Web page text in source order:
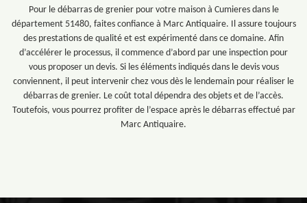
Pour le débarras de grenier pour votre maison à Cumieres dans le
département 51480, faites confiance à Marc Antiquaire. Il assure toujours
des prestations de qualité et est expérimenté dans ce domaine. Afin
d’accélérer le processus, il commence d’abord par une inspection pour
vous proposer un devis. Si les éléments indiqués dans le devis vous
conviennent, il peut intervenir chez vous dès le lendemain pour réaliser le
débarras de grenier. Le coût total dépendra des objets et de l’accès.
Toutefois, vous pourrez profiter de l’espace après le débarras effectué par
Marc Antiquaire.